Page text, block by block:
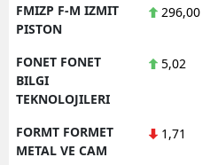
FMIZP F-M IZMIT
PISTON
296,00
FONET FONET
BILGI
TEKNOLOJILERI
5,02
FORMT FORMET
METAL VE CAM
1,71